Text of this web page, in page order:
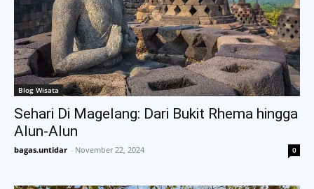
Blog Wisata
Sehari Di Magelang: Dari Bukit Rhema hingga
Alun-Alun
bagas.untidar - November 22, 2024 0